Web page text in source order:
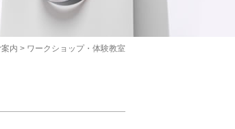
内 > ワークショップ・体験教室